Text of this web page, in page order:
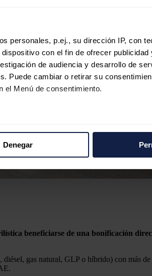
personales, p.ej., su dirección IP, con
con el fin de ofrecer publicidad
de audiencia y desarrollo de
Puede cambiar o retirar su
el Menú de consentimiento.
Denegar
beneficiarse de una bonificación
gas natural, GLP o híbrido) con más